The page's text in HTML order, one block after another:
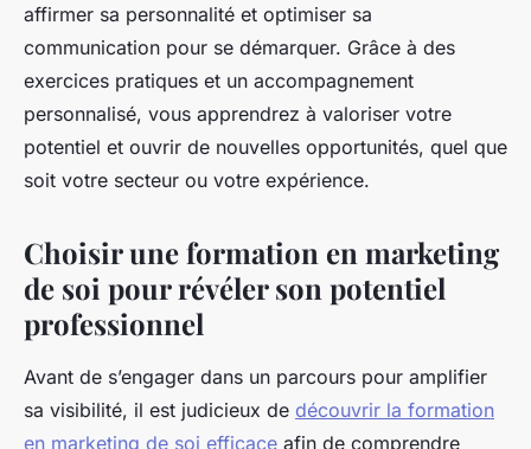
affirmer sa personnalité et optimiser sa
communication pour se démarquer. Grâce à des
exercices pratiques et un accompagnement
personnalisé, vous apprendrez à valoriser votre
potentiel et ouvrir de nouvelles opportunités, quel que
soit votre secteur ou votre expérience.
Choisir une formation en marketing
de soi pour révéler son potentiel
professionnel
Avant de s’engager dans un parcours pour amplifier
sa visibilité, il est judicieux de découvrir la formation
en marketing de soi efficace afin de comprendre